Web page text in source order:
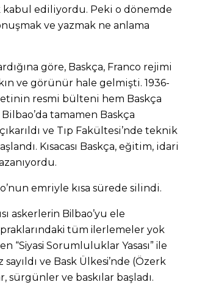
kabul ediliyordu. Peki o dönemde
ve yazmak ne anlama
göre, Baskça, Franco rejimi
ve görünür hale gelmişti. 1936-
resmi bülteni hem Baskça
tamamen Baskça
ve Tıp Fakültesi’nde teknik
Kısacası Baskça, eğitim, idari
emriyle kısa sürede silindi.
askerlerin Bilbao’yu ele
tüm ilerlemeler yok
“Siyasi Sorumluluklar Yasası” ile
ve Bask Ülkesi’nde (Özerk
ve baskılar başladı.